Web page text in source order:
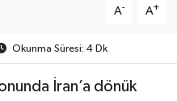
A- A+
Okunma Süresi: 4 Dk
İran’a dönük